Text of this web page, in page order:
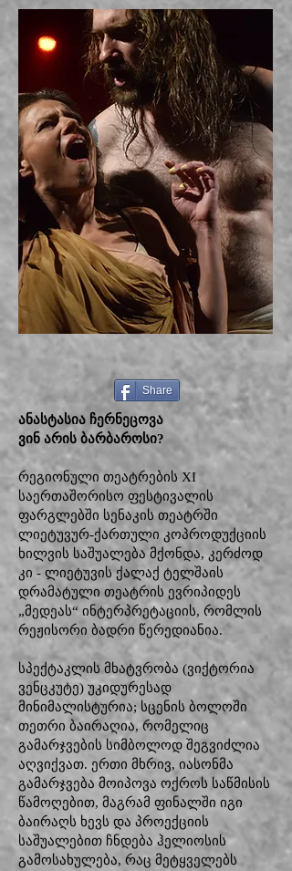
Share
ანასტასია ჩერნეცოვა
ვინ არის ბარბაროსი?
რეგიონული თეატრების XI
საერთაშორისო ფესტივალის
ფარგლებში სენაკის თეატრში
ლიეტუვურ-ქართული კოპროდუქციის
ხილვის საშუალება მქონდა, კერძოდ
კი - ლიეტუვის ქალაქ ტელშაის
დრამატული თეატრის ევრიპიდეს
„მედეას“ ინტერპრეტაციის, რომლის
რეჟისორი ბადრი წერედიანია.
სპექტაკლის მხატვრობა (ვიქტორია
ვენცკუტე) უკიდურესად
მინიმალისტურია; სცენის ბოლოში
თეთრი ბაირაღია, რომელიც
გამარჯვების სიმბოლოდ შეგვიძლია
აღვიქვათ. ერთი მხრივ, იასონმა
გამარჯვება მოიპოვა ოქროს საწმისის
წამოღებით, მაგრამ ფინალში იგი
ბაირაღს ხევს და პროექციის
საშუალებით ჩნდება ჰელიოსის
გამოსახულება, რაც მეტყველებს